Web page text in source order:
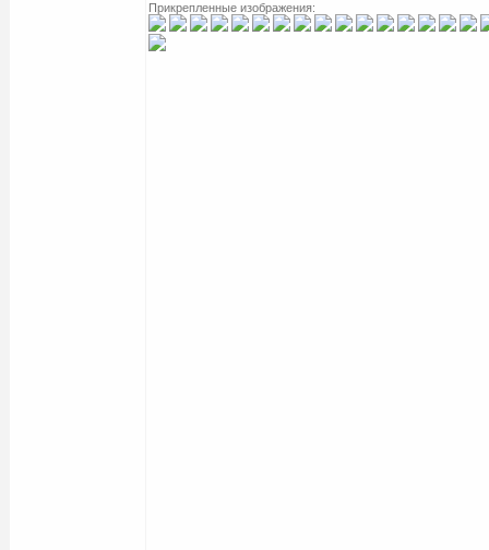
Прикрепленные изображения: